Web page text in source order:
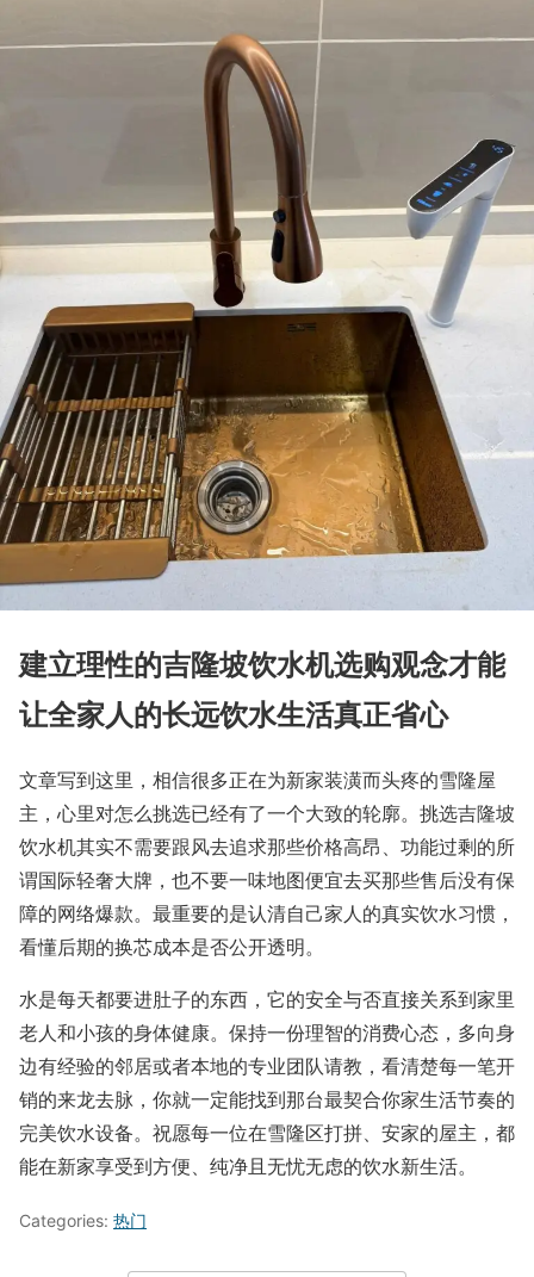
建立理性的吉隆坡饮水机选购观念才能
让全家人的长远饮水生活真正省心
文章写到这里，相信很多正在为新家装潢而头疼的雪隆屋
主，心里对怎么挑选已经有了一个大致的轮廓。挑选吉隆坡
饮水机其实不需要跟风去追求那些价格高昂、功能过剩的所
谓国际轻奢大牌，也不要一味地图便宜去买那些售后没有保
障的网络爆款。最重要的是认清自己家人的真实饮水习惯，
看懂后期的换芯成本是否公开透明。
水是每天都要进肚子的东西，它的安全与否直接关系到家里
老人和小孩的身体健康。保持一份理智的消费心态，多向身
边有经验的邻居或者本地的专业团队请教，看清楚每一笔开
销的来龙去脉，你就一定能找到那台最契合你家生活节奏的
完美饮水设备。祝愿每一位在雪隆区打拼、安家的屋主，都
能在新家享受到方便、纯净且无忧无虑的饮水新生活。
Categories: 热门